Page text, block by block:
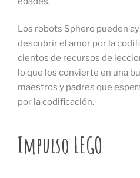
Los robots Sphero pueden
descubrir el amor por la
cientos de recursos de
lo que los convierte en una
maestros y padres que
por la codificación.
Impulso LEGO